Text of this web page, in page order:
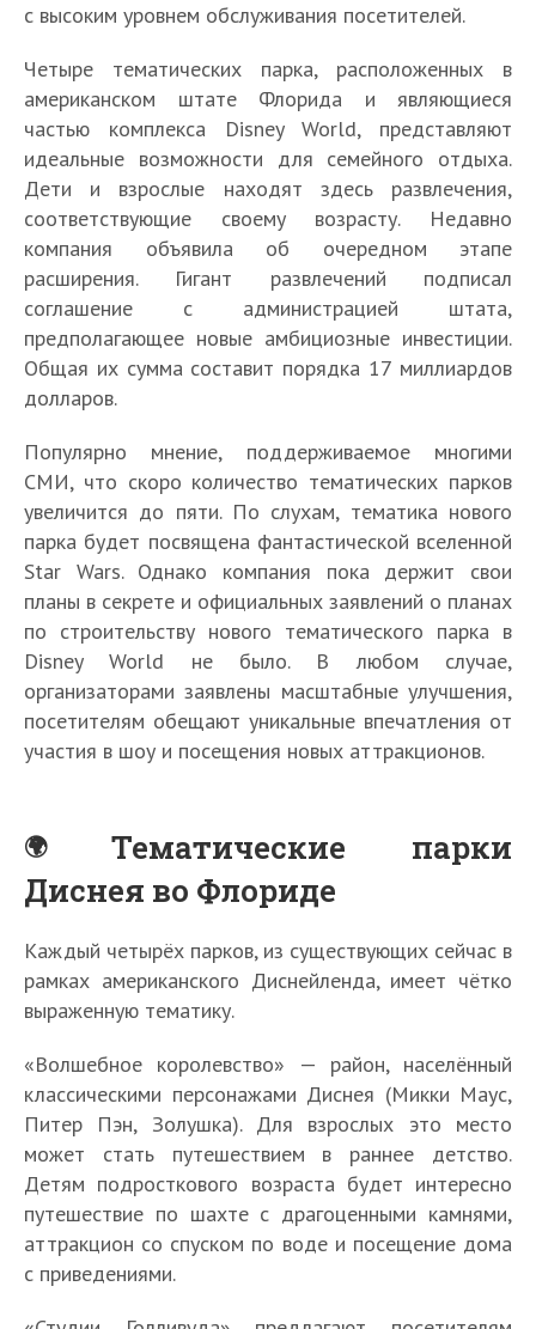
с высоким уровнем обслуживания посетителей.
Четыре тематических парка, расположенных в
американском штате Флорида и являющиеся
частью комплекса Disney World, представляют
идеальные возможности для семейного отдыха.
Дети и взрослые находят здесь развлечения,
соответствующие своему возрасту. Недавно
компания объявила об очередном этапе
расширения. Гигант развлечений подписал
соглашение с администрацией штата,
предполагающее новые амбициозные инвестиции.
Общая их сумма составит порядка 17 миллиардов
долларов.
Популярно мнение, поддерживаемое многими
СМИ, что скоро количество тематических парков
увеличится до пяти. По слухам, тематика нового
парка будет посвящена фантастической вселенной
Star Wars. Однако компания пока держит свои
планы в секрете и официальных заявлений о планах
по строительству нового тематического парка в
Disney World не было. В любом случае,
организаторами заявлены масштабные улучшения,
посетителям обещают уникальные впечатления от
участия в шоу и посещения новых аттракционов.
Тематические парки
Диснея во Флориде
Каждый четырёх парков, из существующих сейчас в
рамках американского Диснейленда, имеет чётко
выраженную тематику.
«Волшебное королевство» — район, населённый
классическими персонажами Диснея (Микки Маус,
Питер Пэн, Золушка). Для взрослых это место
может стать путешествием в раннее детство.
Детям подросткового возраста будет интересно
путешествие по шахте с драгоценными камнями,
аттракцион со спуском по воде и посещение дома
с приведениями.